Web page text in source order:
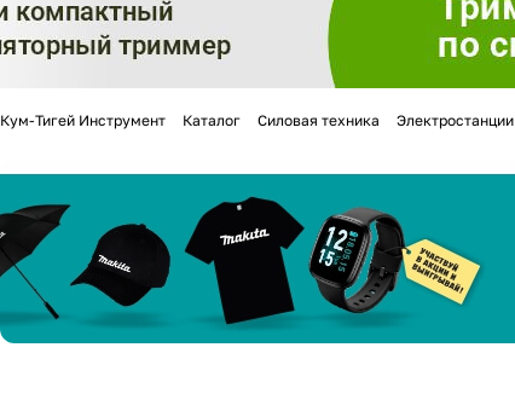
Кум-Тигей Инструмент Каталог Силовая техника Электростанции